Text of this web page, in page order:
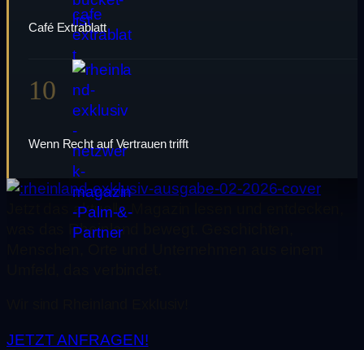
Café Extrablatt
10
Wenn Recht auf Vertrauen trifft
Jetzt das aktuelle Magazin lesen und entdecken,
was das Rheinland bewegt. Geschichten,
JETZT ANFRAGEN!